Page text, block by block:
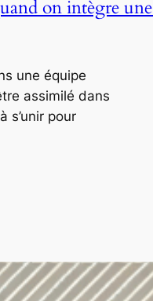
on intègre
une équipe
assimilé dans
s’unir pour